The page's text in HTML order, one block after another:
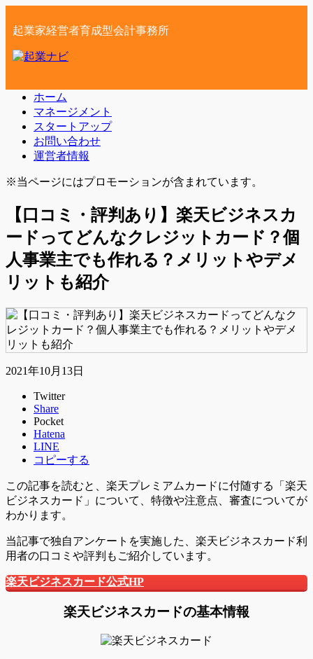
起業家経営者育成型会計事務所
ホーム
マネージメント
スタートアップ
お問い合わせ
運営者情報
※当ページにはプロモーションが含まれています。
【口コミ・評判あり】楽天ビジネスカ
ードってどんなクレジットカード？個
人事業主でも作れる？メリットやデメ
リットも紹介
2021年10月13日
Twitter
Share
Pocket
Hatena
LINE
コピーする
この記事を読むと、楽天プレミアムカードに付随する「楽天
ビジネスカード」について、 特徴や注意点、審査についてが
わかります。
当記事で独自アンケートを実施した、楽天ビジネスカード利
用者の口コミや評判もご紹介しています。
楽天ビジネスカード公式HP
楽天ビジネスカードの基本情報